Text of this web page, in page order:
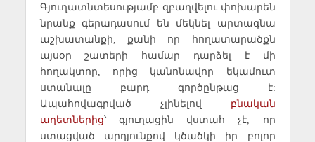
Գյուղատնտեսությամբ զբաղվելու փոխարեն
նրանք գերադասում են մեկնել արտագնա
աշխատանքի, քանի որ հողատարածքն
այսօր շատերի համար դարձել է մի
հողակտոր, որից կանոնավոր եկամուտ
ստանալը բարդ գործընթաց է:
Ապահովագրված չլինելով բնական
աղետներից՝ գյուղացին վստահ չէ, որ
ստացված արդյունքով կծածկի իր բոլոր